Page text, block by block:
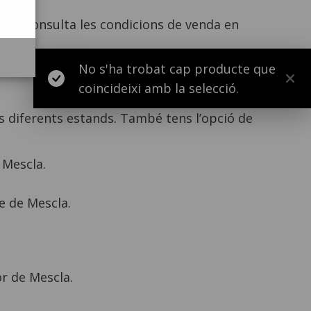
Consulta les condicions de venda en
estands. També tens l’opció de
de Mescla.
de Mescla.
No s'ha trobat cap producte que
coincideixi amb la selecció.